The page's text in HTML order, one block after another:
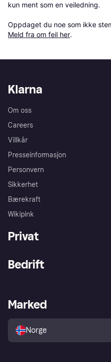
kun ment som en veiledning.
Oppdaget du noe som ikke
Meld fra om feil her.
Klarna
Om oss
Careers
Villkår
Presseinformasjon
Personvern
Sikkerhet
Bærekraft
Wikipink
Privat
Utforsk butikker
Bedrift
Merchant portal
Marked
Norge